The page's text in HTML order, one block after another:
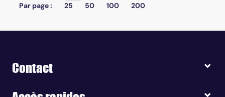
Par page :
25 50 100 200
Contact